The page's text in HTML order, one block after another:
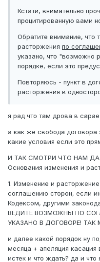
Кстати, внимательно
процитированную вами
Обратите внимание, что
расторжения по
указано, что "возможно
порядке, если это
Повторяюсь - пункт в
расторжения в
я рад что там дрова в
а как же свобода договора
какие условия если это
И ТАК СМОТРИ ЧТО НАМ
Основания изменения и
1. Изменение и
соглашению сторон, если
Кодексом, другими
ВЕДИТЕ ВОЗМОЖНЫ ПО
УКАЗАНО В ДОГОВОРЕ!
и далее какой порядок ну
месяца + апеляция касация
истек и что ждать? да и что